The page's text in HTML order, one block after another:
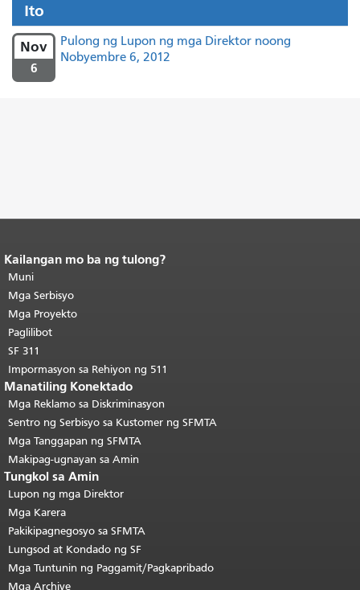
Ito
Nov
6
Pulong ng Lupon ng mga Direktor noong
Nobyembre 6, 2012
Katapusan ng nilalaman ng
pahina.
pahinang ito ay nauulit sa bawat
pahina.Bumalik sa tuktok ng
pangunahing nilalaman
Kailangan mo ba ng tulong?
Muni
Mga Serbisyo
Mga Proyekto
Paglilibot
SF 311
Impormasyon sa Rehiyon ng 511
Manatiling Konektado
Mga Reklamo sa Diskriminasyon
Sentro ng Serbisyo sa Kustomer ng SFMTA
Mga Tanggapan ng SFMTA
Makipag-ugnayan sa Amin
Tungkol sa Amin
Lupon ng mga Direktor
Mga Karera
Pakikipagnegosyo sa SFMTA
Lungsod at Kondado ng SF
Mga Tuntunin ng Paggamit/Pagkapribado
Mga Archive